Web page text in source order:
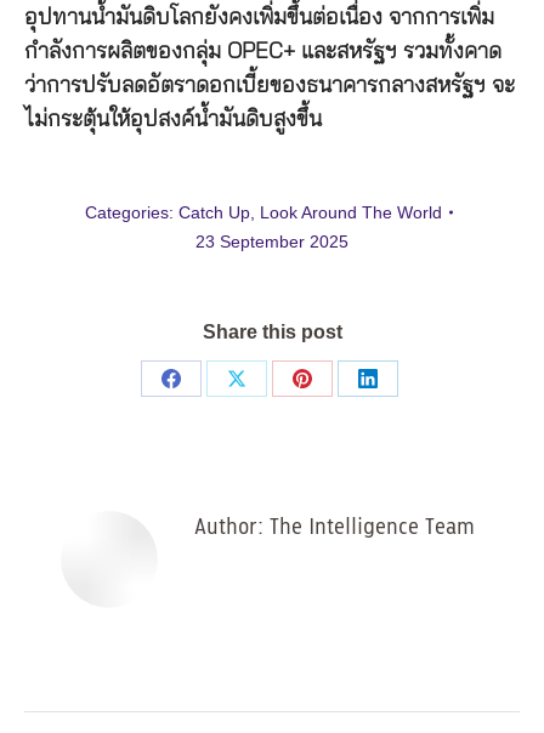
อุปทานน้ำมันดิบโลกยังคงเพิ่มขึ้นต่อเนื่อง จากการเพิ่ม
กำลังการผลิตของกลุ่ม OPEC+ และสหรัฐฯ รวมทั้งคาด
ว่าการปรับลดอัตราดอกเบี้ยของธนาคารกลางสหรัฐฯ จะ
ไม่กระตุ้นให้อุปสงค์น้ำมันดิบสูงขึ้น
Categories: Catch Up, Look Around The World
23 September 2025
Share this post
Share
Share
Share
Share
Author: The Intelligence Team